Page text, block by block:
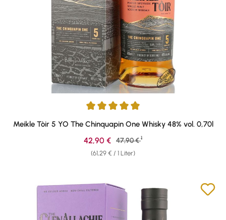
Durchschnittliche Bewertung von 5 von 5 Sternen
Meikle Tòir 5 YO The Chinquapin One Whisky 48% vol. 0,70l
(61,29 € / 1 Liter)
Verkaufspreis:
42,90 € Regulärer Preis:
47,90 € 1